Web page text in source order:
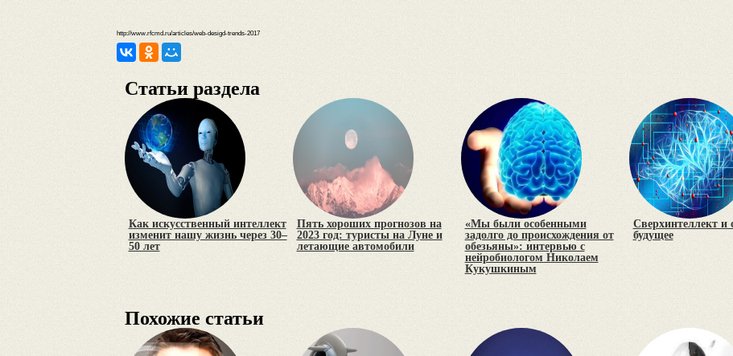
http://www.rfcmd.ru/articles/web-desigd-trends-2017
Статьи раздела
Как искусственный интеллект
изменит нашу жизнь через 30–
50 лет
Пять хороших прогнозов на
2023 год: туристы на Луне и
летающие автомобили
«Мы были особенными
задолго до происхождения от
обезьяны»: интервью с
нейробиологом Николаем
Кукушкиным
Сверхинтеллект и
будущее
Похожие статьи